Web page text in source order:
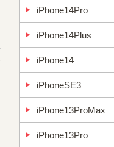
iPhone14Pro
iPhone14Plus
iPhone14
iPhoneSE3
iPhone13ProMax
iPhone13Pro